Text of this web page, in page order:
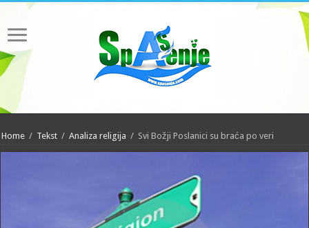
Home / Tekst / Analiza religija / Svi Božji Poslanici su braća po veri